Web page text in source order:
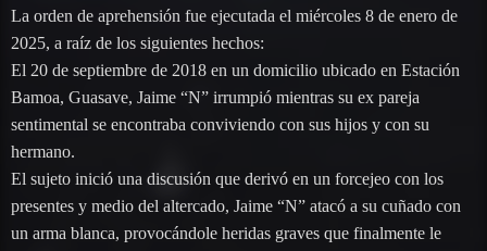
La orden de aprehensión fue ejecutada el miércoles 8 de enero de
2025, a raíz de los siguientes hechos:
El 20 de septiembre de 2018 en un domicilio ubicado en Estación
Bamoa, Guasave, Jaime “N” irrumpió mientras su ex pareja
sentimental se encontraba conviviendo con sus hijos y con su
hermano.
El sujeto inició una discusión que derivó en un forcejeo con los
presentes y medio del altercado, Jaime “N” atacó a su cuñado con
un arma blanca, provocándole heridas graves que finalmente le